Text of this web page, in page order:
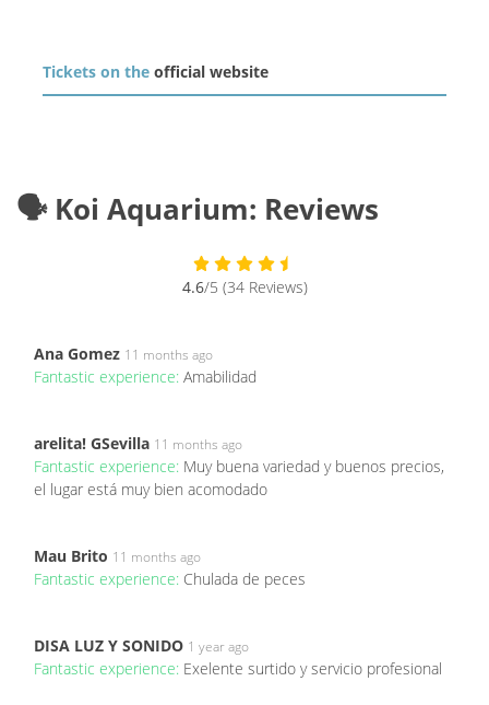
Tickets on the official website
🗣️ Koi Aquarium: Reviews
4.6/5 (34 Reviews)
Ana Gomez 11 months ago
Fantastic experience: Amabilidad
arelita! GSevilla 11 months ago
Fantastic experience: Muy buena variedad y buenos precios,
el lugar está muy bien acomodado
Mau Brito 11 months ago
Fantastic experience: Chulada de peces
DISA LUZ Y SONIDO 1 year ago
Fantastic experience: Exelente surtido y servicio profesional